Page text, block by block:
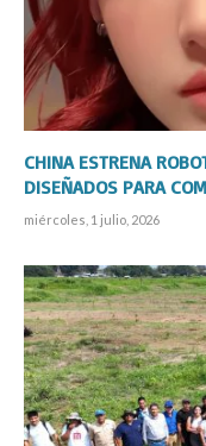
CHINA ESTRENA
DISEÑADOS PARA
miércoles, 1 julio, 2026